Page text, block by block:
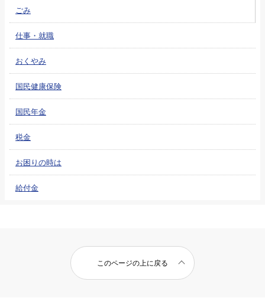
ごみ
仕事・就職
おくやみ
国民健康保険
国民年金
税金
お困りの時は
給付金
このページの上に戻る